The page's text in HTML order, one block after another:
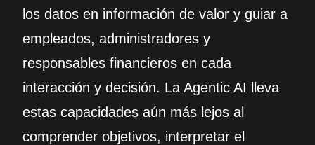
los datos en información de valor y guiar a
empleados, administradores y
responsables financieros en cada
interacción y decisión. La Agentic AI lleva
estas capacidades aún más lejos al
comprender objetivos, interpretar el